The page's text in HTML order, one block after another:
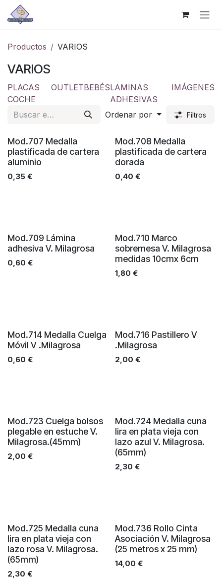
Ir al contenido
Productos VARIOS
VARIOS
PLACAS
COCHE
OUTLETBEBÉSLAMINAS
ADHESIVAS
IMÁGENES
Ordenar por Filtros
Mod.707 Medalla
plastificada de cartera
aluminio
0,35 €
Mod.708 Medalla
plastificada de cartera
dorada
0,40 €
Mod.709 Lámina
adhesiva V. Milagrosa
0,60 €
Mod.710 Marco
sobremesa V. Milagrosa
medidas 10cmx 6cm
1,80 €
Mod.714 Medalla Cuelga
Móvil V .Milagrosa
0,60 €
Mod.716 Pastillero V
.Milagrosa
2,00 €
Mod.723 Cuelga bolsos
plegable en estuche V.
Milagrosa.(45mm)
2,00 €
Mod.724 Medalla cuna
lira en plata vieja con
lazo azul V. Milagrosa.
(65mm)
2,30 €
Mod.725 Medalla cuna
lira en plata vieja con
lazo rosa V. Milagrosa.
(65mm)
2,30 €
Mod.736 Rollo Cinta
Asociación V. Milagrosa
(25 metros x 25 mm)
14,00 €